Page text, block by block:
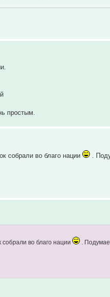
простым.
собрали во благо нации
.
собрали во благо нации
.